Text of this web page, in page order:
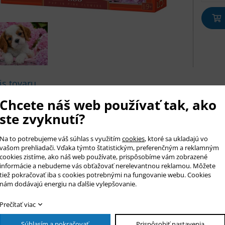
tovaru
puzzle Castorland s obrázkom alebo fotografiou pre väčšie deti i
sa skladá z 500 dielikov z pevného a kvalitného materiálu,
obrázka 47 x 33 cm. Veľkosť dielika cca 2,5 x 2 cm.
krabičky 32,5 x 22,5 x 5 cm.
puzzle rozvíja predstavivosť, logické myslenie a jemnú
na produkt
*
Chcete náš web používať tak, ako
ste zvyknutí?
Na to potrebujeme váš súhlas s využitím cookies, ktoré sa ukladajú vo
vašom prehliadači. Vďaka týmto štatistickým, preferenčným a reklamným
cookies zistíme, ako náš web používate, prispôsobíme vám zobrazené
informácie a nebudeme vás obťažovať nerelevantnou reklamou. Môžete
tiež pokračovať iba s cookies potrebnými na fungovanie webu. Cookies
nám dodávajú energiu na ďalšie vylepšovanie.
Prečítať viac